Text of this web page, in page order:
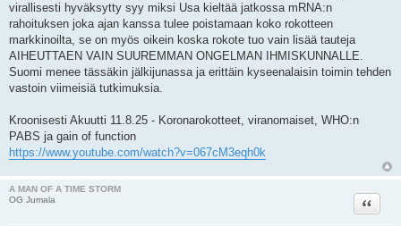
virallisesti hyväksytty syy miksi Usa kieltää jatkossa mRNA:n
rahoituksen joka ajan kanssa tulee poistamaan koko rokotteen
markkinoilta, se on myös oikein koska rokote tuo vain lisää tauteja
AIHEUTTAEN VAIN SUUREMMAN ONGELMAN IHMISKUNNALLE.
Suomi menee tässäkin jälkijunassa ja erittäin kyseenalaisin toimin tehden
vastoin viimeisiä tutkimuksia.
Kroonisesti Akuutti 11.8.25 - Koronarokotteet, viranomaiset, WHO:n
PABS ja gain of function
https://www.youtube.com/watch?v=067cM3eqh0k
A MAN OF A TIME STORM
OG Jumala
Lainaa